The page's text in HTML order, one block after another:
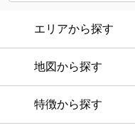
エリアから探す
地図から探す
特徴から探す